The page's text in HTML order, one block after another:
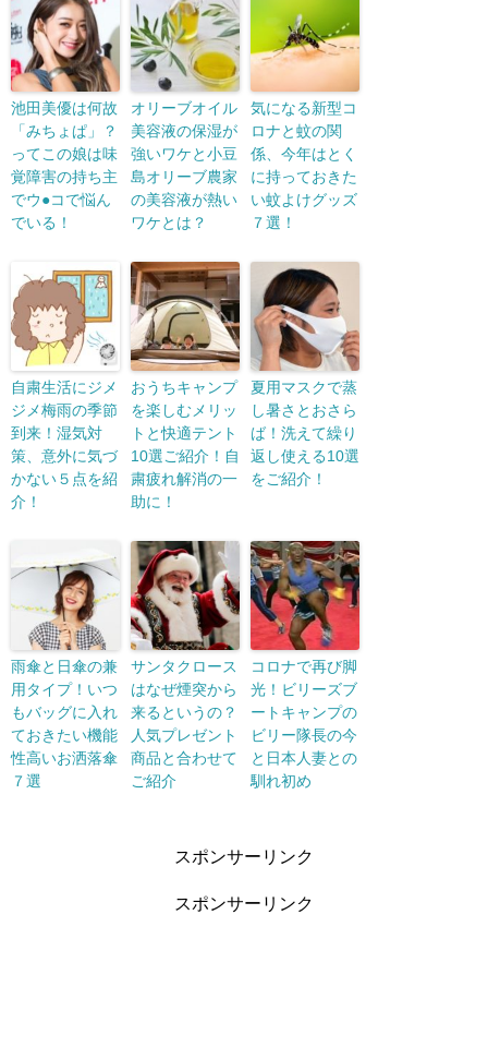
池田美優は何故
「みちょぱ」？
ってこの娘は味
覚障害の持ち主
でウ●コで悩ん
でいる！
オリーブオイル
美容液の保湿が
強いワケと小豆
島オリーブ農家
の美容液が熱い
ワケとは？
気になる新型コ
ロナと蚊の関
係、今年はとく
に持っておきた
い蚊よけグッズ
７選！
自粛生活にジメ
ジメ梅雨の季節
到来！湿気対
策、意外に気づ
かない５点を紹
介！
おうちキャンプ
を楽しむメリッ
トと快適テント
10選ご紹介！自
粛疲れ解消の一
助に！
夏用マスクで蒸
し暑さとおさら
ば！洗えて繰り
返し使える10選
をご紹介！
雨傘と日傘の兼
用タイプ！いつ
もバッグに入れ
ておきたい機能
性高いお洒落傘
７選
サンタクロース
はなぜ煙突から
来るというの？
人気プレゼント
商品と合わせて
ご紹介
コロナで再び脚
光！ビリーズブ
ートキャンプの
ビリー隊長の今
と日本人妻との
馴れ初め
スポンサーリンク
スポンサーリンク